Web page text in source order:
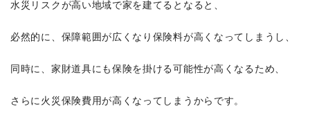
水災リスクが高い地域で家を建てるとなると、
必然的に、保障範囲が広くなり保険料が高くなってしまうし、
同時に、家財道具にも保険を掛ける可能性が高くなるため、
さらに火災保険費用が高くなってしまうからです。